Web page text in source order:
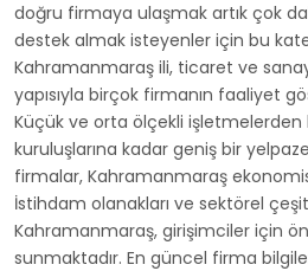
doğru firmaya ulaşmak artık çok
destek almak isteyenler için bu
Kahramanmaraş ili, ticaret ve
yapısıyla birçok firmanın faaliyet
Küçük ve orta ölçekli işletmelerden
kuruluşlarına kadar geniş bir
firmalar, Kahramanmaraş
İstihdam olanakları ve sektörel
Kahramanmaraş, girişimciler için
sunmaktadır. En güncel firma